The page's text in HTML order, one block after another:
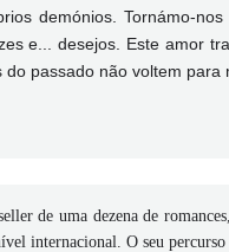
demónios. Tornámo-
e... desejos. Este amor
passado não voltem para
de uma dezena de
internacional. O seu